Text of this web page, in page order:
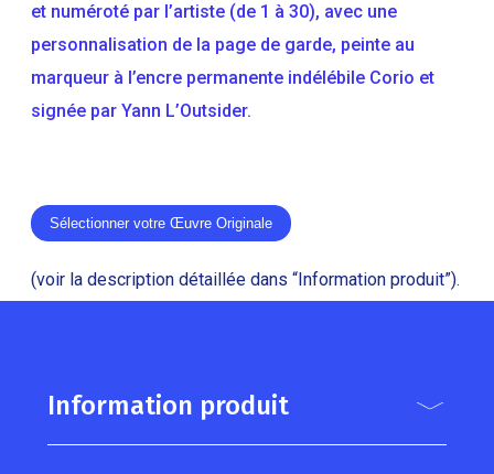
et numéroté par l’artiste (de 1 à 30), avec une
personnalisation de la page de garde, peinte au
marqueur à l’encre permanente indélébile Corio et
signée par Yann L’Outsider.
Sélectionner votre Œuvre Originale
(voir la description détaillée dans “Information produit”).
Information produit